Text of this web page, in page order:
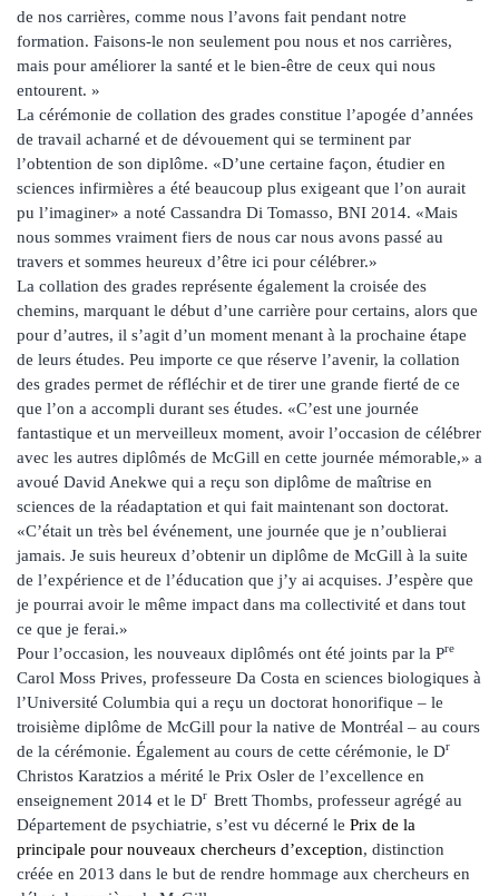
de nos carrières, comme nous l’avons fait pendant notre
formation. Faisons-le non seulement pou nous et nos carrières,
mais pour améliorer la santé et le bien-être de ceux qui nous
entourent. »
La cérémonie de collation des grades constitue l’apogée d’années
de travail acharné et de dévouement qui se terminent par
l’obtention de son diplôme. «D’une certaine façon, étudier en
sciences infirmières a été beaucoup plus exigeant que l’on aurait
pu l’imaginer» a noté Cassandra Di Tomasso, BNI 2014. «Mais
nous sommes vraiment fiers de nous car nous avons passé au
travers et sommes heureux d’être ici pour célébrer.»
La collation des grades représente également la croisée des
chemins, marquant le début d’une carrière pour certains, alors que
pour d’autres, il s’agit d’un moment menant à la prochaine étape
de leurs études. Peu importe ce que réserve l’avenir, la collation
des grades permet de réfléchir et de tirer une grande fierté de ce
que l’on a accompli durant ses études. «C’est une journée
fantastique et un merveilleux moment, avoir l’occasion de célébrer
avec les autres diplômés de McGill en cette journée mémorable,» a
avoué David Anekwe qui a reçu son diplôme de maîtrise en
sciences de la réadaptation et qui fait maintenant son doctorat.
«C’était un très bel événement, une journée que je n’oublierai
jamais. Je suis heureux d’obtenir un diplôme de McGill à la suite
de l’expérience et de l’éducation que j’y ai acquises. J’espère que
je pourrai avoir le même impact dans ma collectivité et dans tout
ce que je ferai.»
Pour l’occasion, les nouveaux diplômés ont été joints par la Pre
Carol Moss Prives, professeure Da Costa en sciences biologiques à
l’Université Columbia qui a reçu un doctorat honorifique – le
troisième diplôme de McGill pour la native de Montréal – au cours
de la cérémonie. Également au cours de cette cérémonie, le Dr
Christos Karatzios a mérité le Prix Osler de l’excellence en
enseignement 2014 et le Dr Brett Thombs, professeur agrégé au
Département de psychiatrie, s’est vu décerné le Prix de la
principale pour nouveaux chercheurs d’exception, distinction
créée en 2013 dans le but de rendre hommage aux chercheurs en